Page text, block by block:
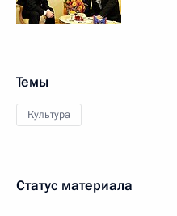
Темы
Культура
Статус материала